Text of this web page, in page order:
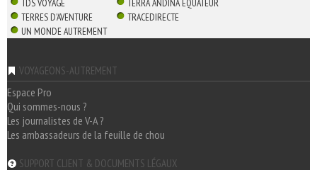
TDS VOYAGE
TERRA ANDINA EQUATEUR
TERRES D'AVENTURE
TRACEDIRECTE
UN MONDE AUTREMENT
VOYAGEONS-AUTREMENT
Espace Pro
Qui sommes-nous ?
Les journalistes de V-A ?
Les ambassadeurs de la feuille de chou
SUPPORT CLIENT & DOCUMENTS LÉGAUX